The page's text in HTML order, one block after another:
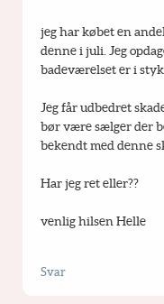
jeg har købet en
denne i juli. Jeg
badeværelset er i
Jeg får udbedret
bør være sælger der
bekendt med denne
Har jeg ret eller??
venlig hilsen Helle
Svar